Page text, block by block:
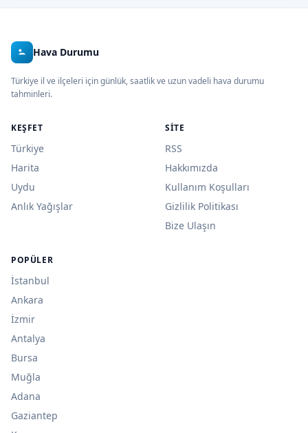
Hava Durumu
Türkiye il ve ilçeleri için günlük, saatlik ve uzun vadeli hava durumu
tahminleri.
KEŞFET
Türkiye
Harita
Uydu
Anlık Yağışlar
SITE
RSS
Hakkımızda
Kullanım Koşulları
Gizlilik Politikası
Bize Ulaşın
POPÜLER
İstanbul
Ankara
İzmir
Antalya
Bursa
Muğla
Adana
Gaziantep